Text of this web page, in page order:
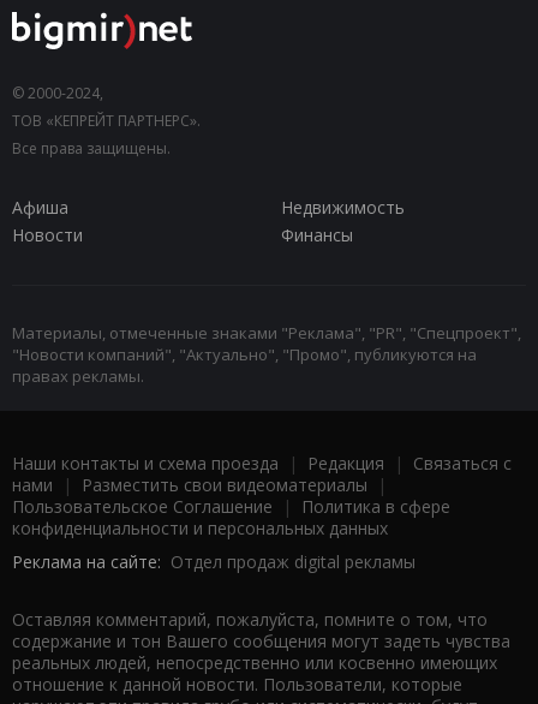
© 2000-2024,
ТОВ «КЕПРЕЙТ ПАРТНЕРС».
Все права защищены.
Афиша
Недвижимость
Новости
Финансы
Материалы, отмеченные знаками "Реклама", "PR", "Спецпроект",
"Новости компаний", "Актуально", "Промо", публикуются на
правах рекламы.
Наши контакты и схема проезда | Редакция | Связаться с
нами | Разместить свои видеоматериалы |
Пользовательское Соглашение |
Политика в сфере
конфиденциальности и персональных данных
Реклама на сайте: Отдел продаж digital рекламы
Оставляя комментарий, пожалуйста, помните о том, что
содержание и тон Вашего сообщения могут задеть чувства
реальных людей, непосредственно или косвенно имеющих
отношение к данной новости. Пользователи, которые